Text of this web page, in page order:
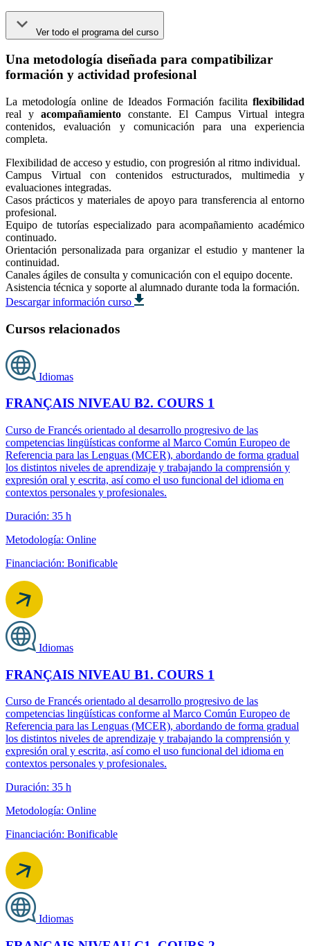
Ver todo el programa del curso
Una metodología diseñada para compatibilizar
formación y actividad profesional
La metodología online de Ideados Formación facilita flexibilidad
real y acompañamiento constante. El Campus Virtual integra
contenidos, evaluación y comunicación para una experiencia
completa.
Flexibilidad de acceso y estudio, con progresión al ritmo individual.
Campus Virtual con contenidos estructurados, multimedia y
evaluaciones integradas.
Casos prácticos y materiales de apoyo para transferencia al entorno
profesional.
Equipo de tutorías especializado para acompañamiento académico
continuado.
Orientación personalizada para organizar el estudio y mantener la
continuidad.
Canales ágiles de consulta y comunicación con el equipo docente.
Asistencia técnica y soporte al alumnado durante toda la formación.
Descargar información curso
Cursos relacionados
Idiomas
FRANÇAIS NIVEAU B2. COURS 1
Curso de Francés orientado al desarrollo progresivo de las
competencias lingüísticas conforme al Marco Común Europeo de
Referencia para las Lenguas (MCER), abordando de forma gradual
los distintos niveles de aprendizaje y trabajando la comprensión y
expresión oral y escrita, así como el uso funcional del idioma en
contextos personales y profesionales.
Duración: 35 h
Metodología: Online
Financiación: Bonificable
Idiomas
FRANÇAIS NIVEAU B1. COURS 1
Curso de Francés orientado al desarrollo progresivo de las
competencias lingüísticas conforme al Marco Común Europeo de
Referencia para las Lenguas (MCER), abordando de forma gradual
los distintos niveles de aprendizaje y trabajando la comprensión y
expresión oral y escrita, así como el uso funcional del idioma en
contextos personales y profesionales.
Duración: 35 h
Metodología: Online
Financiación: Bonificable
Idiomas